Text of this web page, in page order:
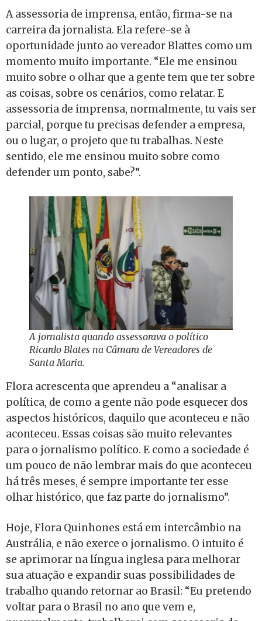
A assessoria de imprensa, então, firma-se na
carreira da jornalista. Ela refere-se à
oportunidade junto ao vereador Blattes como um
momento muito importante. “Ele me ensinou
muito sobre o olhar que a gente tem que ter sobre
as coisas, sobre os cenários, como relatar. E
assessoria de imprensa, normalmente, tu vais ser
parcial, porque tu precisas defender a empresa,
ou o lugar, o projeto que tu trabalhas. Neste
sentido, ele me ensinou muito sobre como
defender um ponto, sabe?”.
A jornalista quando assessorava o político
Ricardo Blates na Câmara de Vereadores de
Santa Maria.
Flora acrescenta que aprendeu a “analisar a
política, de como a gente não pode esquecer dos
aspectos históricos, daquilo que aconteceu e não
aconteceu. Essas coisas são muito relevantes
para o jornalismo político. E como a sociedade é
um pouco de não lembrar mais do que aconteceu
há três meses, é sempre importante ter esse
olhar histórico, que faz parte do jornalismo”.
Hoje, Flora Quinhones está em intercâmbio na
Austrália, e não exerce o jornalismo. O intuito é
se aprimorar na língua inglesa para melhorar
sua atuação e expandir suas possibilidades de
trabalho quando retornar ao Brasil: “Eu pretendo
voltar para o Brasil no ano que vem e,